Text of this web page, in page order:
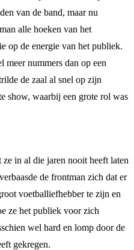
van de band, maar nu
alle hoeken van het
op de energie van het publiek.
meer nummers dan op een
de zaal al snel op zijn
show, waarbij een grote rol was
in al die jaren nooit heeft laten
de frontman zich dat er
voetballiefhebber te zijn en
ze het publiek voor zich
wel hard en lomp door de
gekregen.